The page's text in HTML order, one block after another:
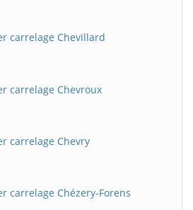
carrelage Chevillard
carrelage Chevroux
carrelage Chevry
carrelage Chézery-Forens